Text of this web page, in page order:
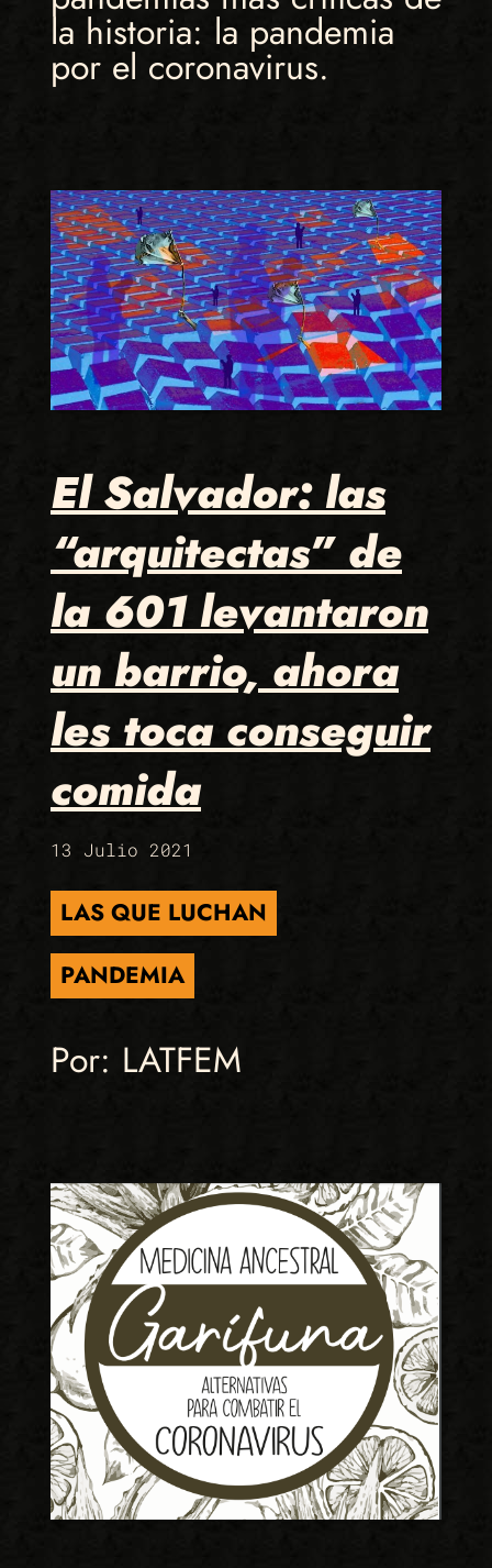
la historia: la pandemia
por el coronavirus.
El Salvador: las
“arquitectas” de
la 601 levantaron
un barrio, ahora
les toca conseguir
comida
13 Julio 2021
LAS QUE LUCHAN
PANDEMIA
Por: LATFEM